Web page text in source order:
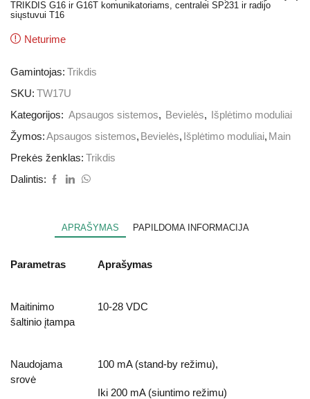
TRIKDIS G16 ir G16T komunikatoriams, centralei SP231 ir radijo
siųstuvui T16
Neturime
Gamintojas: Trikdis
SKU: TW17U
Kategorijos: Apsaugos sistemos, Bevielės, Išplėtimo moduliai
Žymos:Apsaugos sistemos, Bevielės, Išplėtimo moduliai, Main
Prekės ženklas: Trikdis
Dalintis:
APRAŠYMAS PAPILDOMA INFORMACIJA
Parametras Aprašymas
Maitinimo
šaltinio įtampa
10-28 VDC
Naudojama
srovė
100 mA (stand-by režimu),
Iki 200 mA (siuntimo režimu)